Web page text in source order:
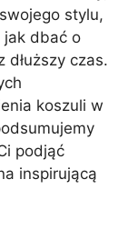
stylu,
jak dbać o
dłuższy czas.
koszuli w
podjąć
inspirującą